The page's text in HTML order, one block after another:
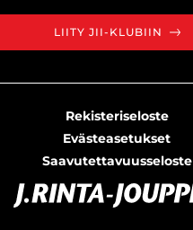
LIITY JII-KLUBIIN
Rekisteriseloste
Evästeasetukset
Saavutettavuusseloste